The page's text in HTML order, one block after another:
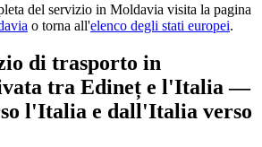
del servizio in Moldavia visita la pagina
o torna all'elenco degli stati europei.
di trasporto in
tra Edineț e l'Italia —
l'Italia e dall'Italia verso